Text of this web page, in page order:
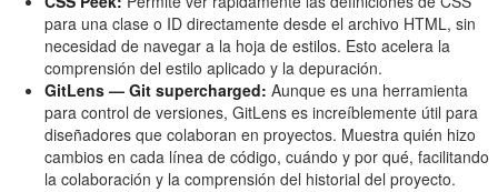
para una clase o ID directamente desde el archivo HTML, sin
necesidad de navegar a la hoja de estilos. Esto acelera la
comprensión del estilo aplicado y la depuración.
GitLens — Git supercharged: Aunque es una herramienta
para control de versiones, GitLens es increíblemente útil para
diseñadores que colaboran en proyectos. Muestra quién hizo
cambios en cada línea de código, cuándo y por qué, facilitando
la colaboración y la comprensión del historial del proyecto.